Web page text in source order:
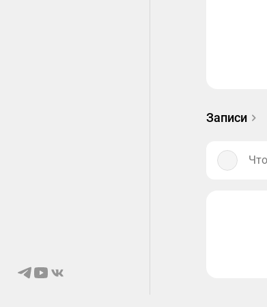
Записи